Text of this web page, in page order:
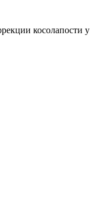
косолапости у